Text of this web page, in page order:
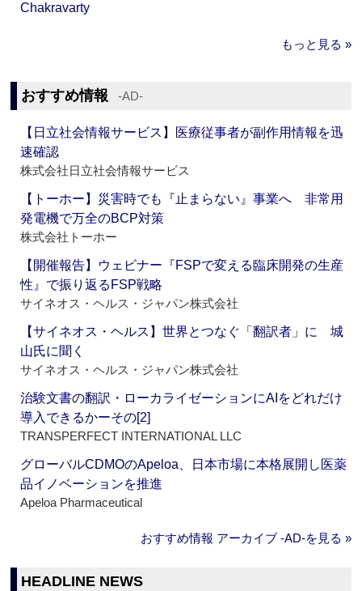
Chakravarty
もっと見る »
おすすめ情報 ‐AD‐
【日立社会情報サービス】医療従事者が副作用情報を迅
速確認
株式会社日立社会情報サービス
【トーホー】災害時でも『止まらない』事業へ 非常用
発電機で万全のBCP対策
株式会社トーホー
【開催報告】ウェビナー『FSPで変える臨床開発の生産
性』で振り返るFSP戦略
サイネオス・ヘルス・ジャパン株式会社
【サイネオス・ヘルス】世界とつなぐ「翻訳者」に 城
山氏に聞く
サイネオス・ヘルス・ジャパン株式会社
治験文書の翻訳・ローカライゼーションにAIをどれだけ
導入できるかーその[2]
TRANSPERFECT INTERNATIONAL LLC
グローバルCDMOのApeloa、日本市場に本格展開し医薬
品イノベーションを推進
Apeloa Pharmaceutical
おすすめ情報 アーカイブ ‐AD‐を見る »
HEADLINE NEWS